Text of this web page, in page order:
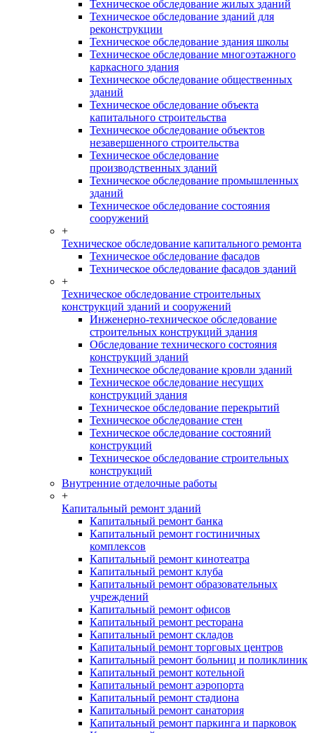
Техническое обследование жилых зданий
Техническое обследование зданий для
реконструкции
Техническое обследование здания школы
Техническое обследование многоэтажного
каркасного здания
Техническое обследование общественных
зданий
Техническое обследование объекта
капитального строительства
Техническое обследование объектов
незавершенного строительства
Техническое обследование
производственных зданий
Техническое обследование промышленных
зданий
Техническое обследование состояния
сооружений
+
Техническое обследование капитального ремонта
Техническое обследование фасадов
Техническое обследование фасадов зданий
+
Техническое обследование строительных
конструкций зданий и сооружений
Инженерно-техническое обследование
строительных конструкций здания
Обследование технического состояния
конструкций зданий
Техническое обследование кровли зданий
Техническое обследование несущих
конструкций здания
Техническое обследование перекрытий
Техническое обследование стен
Техническое обследование состояний
конструкций
Техническое обследование строительных
конструкций
Внутренние отделочные работы
+
Капитальный ремонт зданий
Капитальный ремонт банка
Капитальный ремонт гостиничных
комплексов
Капитальный ремонт кинотеатра
Капитальный ремонт клуба
Капитальный ремонт образовательных
учреждений
Капитальный ремонт офисов
Капитальный ремонт ресторана
Капитальный ремонт складов
Капитальный ремонт торговых центров
Капитальный ремонт больниц и поликлиник
Капитальный ремонт котельной
Капитальный ремонт аэропорта
Капитальный ремонт стадиона
Капитальный ремонт санатория
Капитальный ремонт паркинга и парковок